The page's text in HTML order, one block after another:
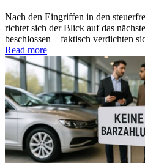
Nach den Eingriffen in den
richtet sich der Blick auf das
beschlossen – faktisch verdichten
Read more